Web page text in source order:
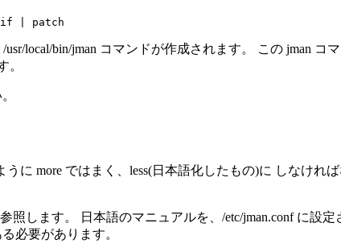
local/bin/jman コマンドが作成されます。 この jman コ
。
に more ではまく、less(日本語化したもの)に しなけれ
します。 日本語のマニュアルを、/etc/jman.conf に設
必要があります。